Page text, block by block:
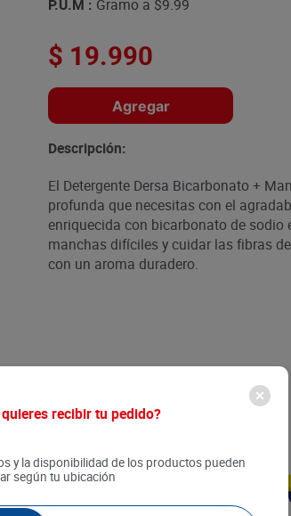
P.U.M : Gramo a $9.99
$ 19.990
Agregar
Descripción:
El Detergente Dersa Bicarbonato +
profunda que necesitas con el
enriquecida con bicarbonato de
manchas difíciles y cuidar las fibras
con un aroma duradero.
recibir tu pedido?
y la disponibilidad de los productos pueden
según tu ubicación